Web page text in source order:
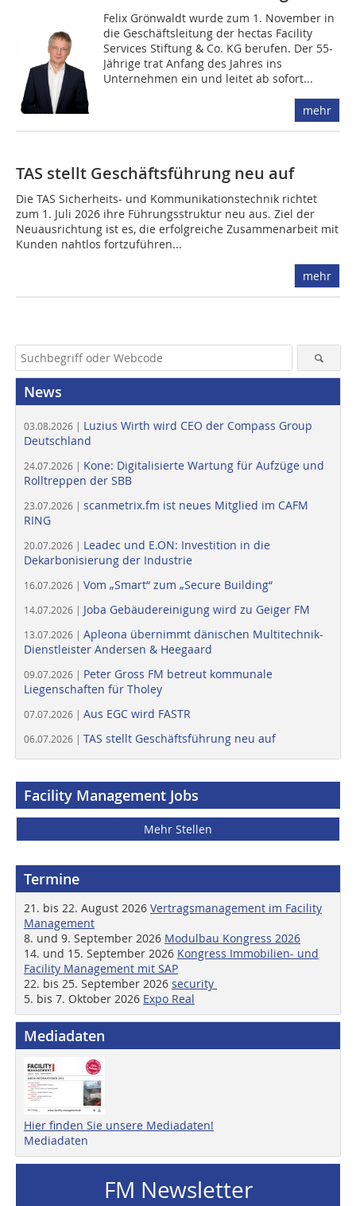
Felix Grönwaldt wurde zum 1. November in
die Geschäftsleitung der hectas Facility
Services Stiftung & Co. KG berufen. Der 55-
Jährige trat Anfang des Jahres ins
Unternehmen ein und leitet ab sofort...
mehr
TAS stellt Geschäftsführung neu auf
Die TAS Sicherheits- und Kommunikationstechnik richtet
zum 1. Juli 2026 ihre Führungsstruktur neu aus. Ziel der
Neuausrichtung ist es, die erfolgreiche Zusammenarbeit mit
Kunden nahtlos fortzuführen...
mehr
News
03.08.2026 | Luzius Wirth wird CEO der Compass Group
Deutschland
24.07.2026 | Kone: Digitalisierte Wartung für Aufzüge und
Rolltreppen der SBB
23.07.2026 | scanmetrix.fm ist neues Mitglied im CAFM
RING
20.07.2026 | Leadec und E.ON: Investition in die
Dekarbonisierung der Industrie
16.07.2026 | Vom „Smart“ zum „Secure Building“
14.07.2026 | Joba Gebäudereinigung wird zu Geiger FM
13.07.2026 | Apleona übernimmt dänischen Multitechnik-
Dienstleister Andersen & Heegaard
09.07.2026 | Peter Gross FM betreut kommunale
Liegenschaften für Tholey
07.07.2026 | Aus EGC wird FASTR
06.07.2026 | TAS stellt Geschäftsführung neu auf
Facility Management Jobs
Mehr Stellen
Termine
21. bis 22. August 2026 Vertragsmanagement im Facility
Management
8. und 9. September 2026 Modulbau Kongress 2026
14. und 15. September 2026 Kongress Immobilien- und
Facility Management mit SAP
22. bis 25. September 2026 security
5. bis 7. Oktober 2026 Expo Real
Mediadaten
Hier finden Sie unsere Mediadaten!
Mediadaten
FM Newsletter